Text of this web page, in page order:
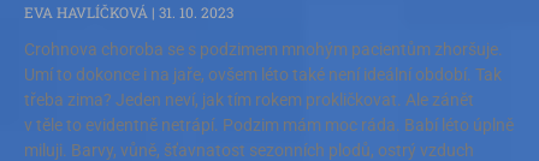
EVA HAVLÍČKOVÁ
31. 10. 2023
Crohnova choroba se s podzimem mnohým pacientům zhoršuje.
Umí to dokonce i na jaře, ovšem léto také není ideální období. Tak
třeba zima? Jeden neví, jak tím rokem prokličkovat. Ale zánět
v těle to evidentně netrápí. Podzim mám moc ráda. Babí léto úplně
miluji. Barvy, vůně, šťavnatost sezonních plodů, ostrý vzduch